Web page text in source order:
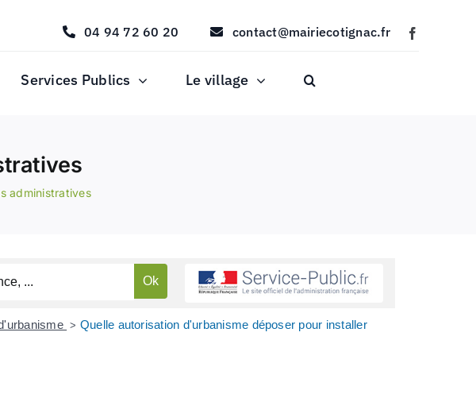
04 94 72 60 20 contact@mairiecotignac.fr
Services Publics Le village
administratives
> Quelle autorisation d'urbanisme déposer pour installer